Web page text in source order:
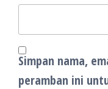
Simpan nama,
peramban ini